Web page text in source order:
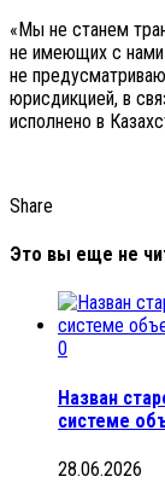
«Мы не станем
не имеющих с нами
не
юрисдикцией, в
исполнено в
Share
Это вы еще не
0
Назван
системе
28.06.2026